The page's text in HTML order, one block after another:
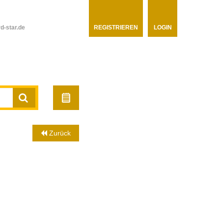
star.de REGISTRIEREN LOGIN
Zurück